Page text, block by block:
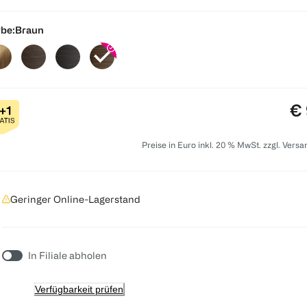
Braun
€
Preise in Euro inkl. 20 % MwSt. zzgl.
Geringer Online-Lagerstand
In Filiale abholen
Verfügbarkeit prüfen